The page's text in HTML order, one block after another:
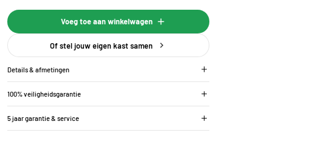
Voeg toe aan winkelwagen
Of stel jouw eigen kast samen
Details & afmetingen
100% veiligheidsgarantie
5 jaar garantie & service